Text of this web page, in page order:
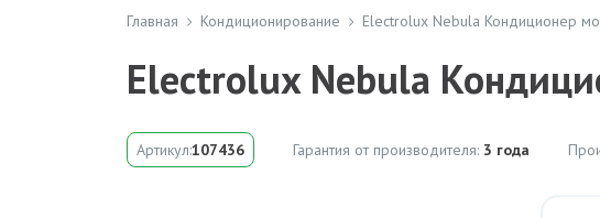
Главная Кондиционирование Electrolux Nebula Кондиционер
Electrolux Nebula
Артикул:107436 Гарантия от производителя: 3 года